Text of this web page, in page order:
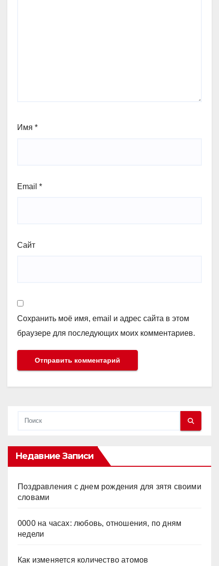
Имя *
Email *
Сайт
Сохранить моё имя, email и адрес сайта в этом
браузере для последующих моих комментариев.
Недавние Записи
Поздравления с днем рождения для зятя своими
словами
0000 на часах: любовь, отношения, по дням
недели
Как изменяется количество атомов